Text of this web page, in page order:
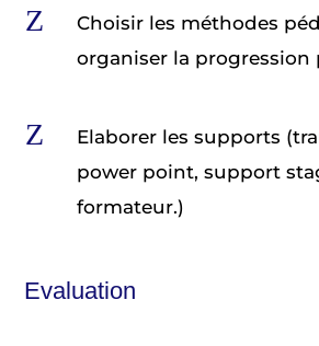
Z
Choisir les méthodes
organiser la progression
Z
Elaborer les supports
power point, support
formateur.)
Evaluation